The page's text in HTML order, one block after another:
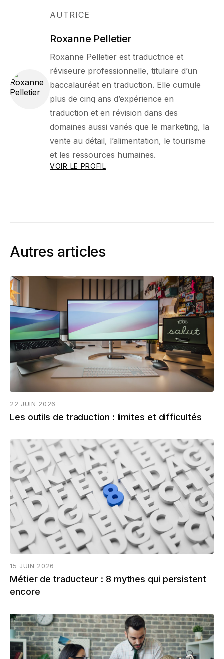
AUTRICE
Roxanne Pelletier
Roxanne Pelletier est traductrice et
réviseure professionnelle, titulaire d’un
baccalauréat en traduction. Elle cumule
plus de cinq ans d’expérience en
traduction et en révision dans des
domaines aussi variés que le marketing, la
vente au détail, l’alimentation, le tourisme
et les ressources humaines.
VOIR LE PROFIL
Autres articles
22 JUIN 2026
Les outils de traduction : limites et difficultés
15 JUIN 2026
Métier de traducteur : 8 mythes qui persistent
encore